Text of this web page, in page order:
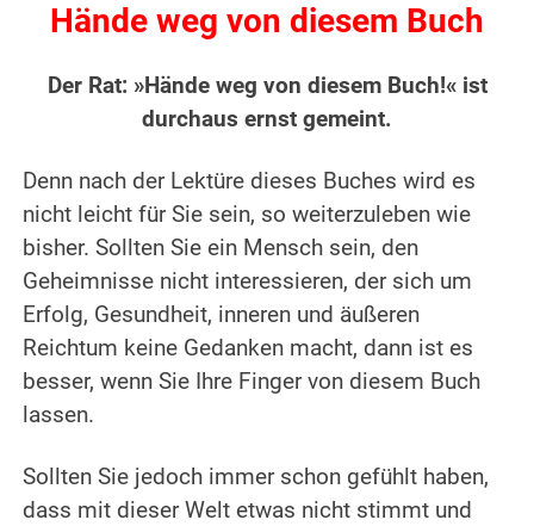
Hände weg von diesem Buch
Der Rat: »Hände weg von diesem Buch!« ist
durchaus ernst gemeint.
Denn nach der Lektüre dieses Buches wird es
nicht leicht für Sie sein, so weiterzuleben wie
bisher. Sollten Sie ein Mensch sein, den
Geheimnisse nicht interessieren, der sich um
Erfolg, Gesundheit, inneren und äußeren
Reichtum keine Gedanken macht, dann ist es
besser, wenn Sie Ihre Finger von diesem Buch
lassen.
Sollten Sie jedoch immer schon gefühlt haben,
dass mit dieser Welt etwas nicht stimmt und